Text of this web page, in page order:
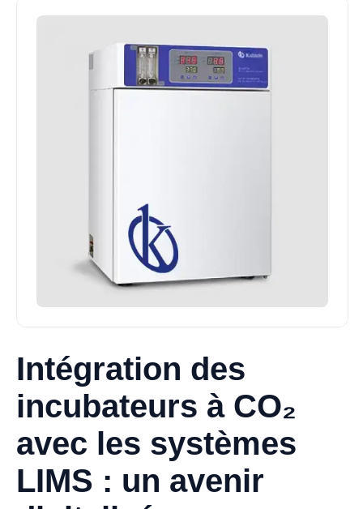
Intégration des
incubateurs à CO₂
avec les systèmes
LIMS : un avenir